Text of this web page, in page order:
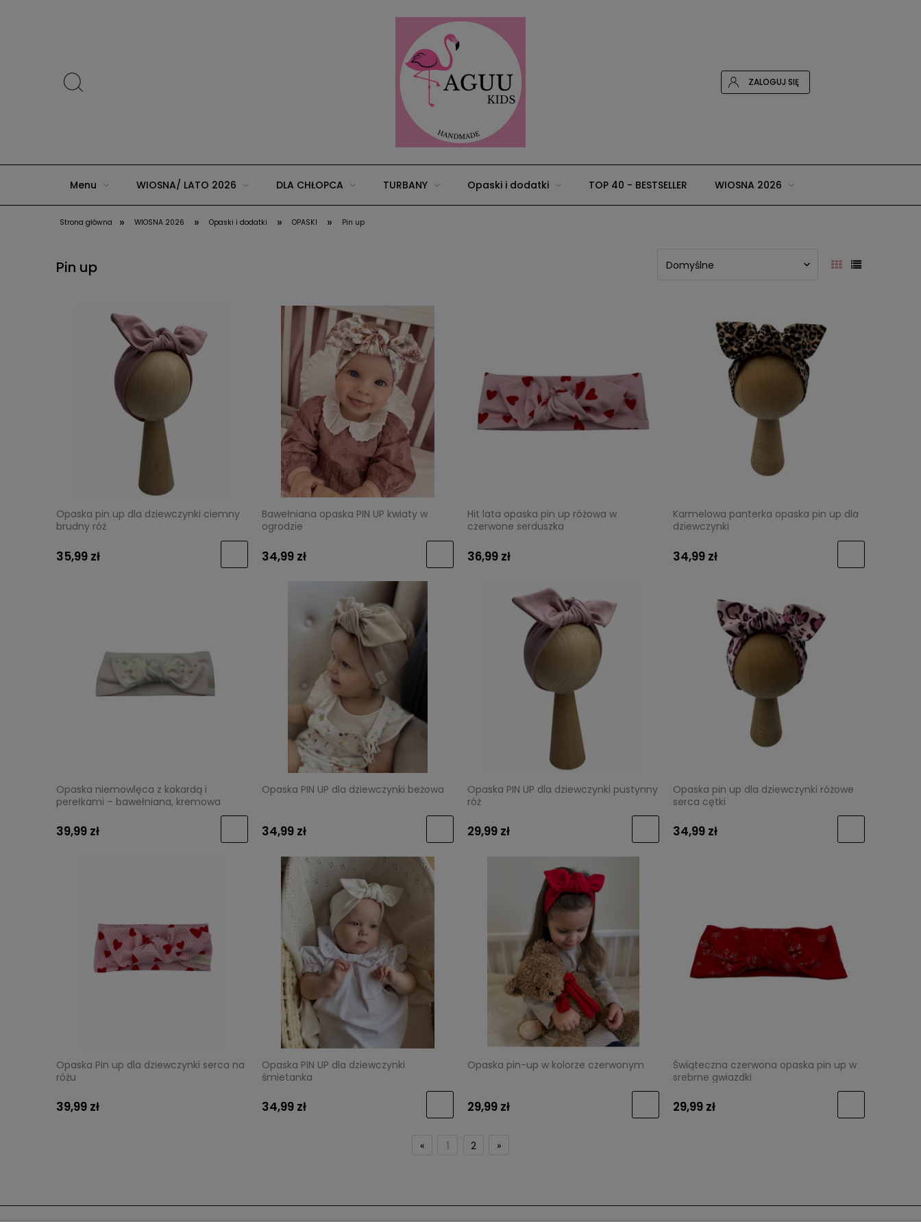
ZALOGUJ SIĘ
Menu WIOSNA/ LATO 2026 DLA CHŁOPCA TURBANY Opaski i dodatki TOP 40 - BESTSELLER WIOSNA 2026
ZIMA 2025 w AGUU KIDS JESIEŃ/ZIMA 2025 Wyprawka/zestawy dla niemowląt
Strona główna » WIOSNA 2026 » Opaski i dodatki » OPASKI » Pin up
Pin up
Opaska pin up dla dziewczynki ciemny
brudny róż
35,99 zł
Bawełniana opaska PIN UP kwiaty w
ogrodzie
34,99 zł
Hit lata opaska pin up różowa w
czerwone serduszka
36,99 zł
Karmelowa panterka opaska pin up dla
dziewczynki
34,99 zł
Opaska niemowlęca z kokardą i
perełkami – bawełniana, kremowa
39,99 zł
Opaska PIN UP dla dziewczynki beżowa
34,99 zł
Opaska PIN UP dla dziewczynki pustynny
róż
29,99 zł
Opaska pin up dla dziewczynki różowe
serca cętki
34,99 zł
Opaska Pin up dla dziewczynki serca na
różu
39,99 zł
Opaska PIN UP dla dziewczynki
śmietanka
34,99 zł
Opaska pin-up w kolorze czerwonym
29,99 zł
Świąteczna czerwona opaska pin up w
srebrne gwiazdki
29,99 zł
« 1 2 »